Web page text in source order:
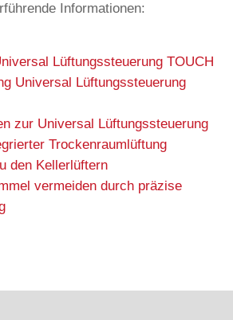
Informationen:
Lüftungssteuerung TOUCH
Universal Lüftungssteuerung
zur Universal Lüftungssteuerung
Trockenraumlüftung
den Kellerlüftern
vermeiden durch präzise